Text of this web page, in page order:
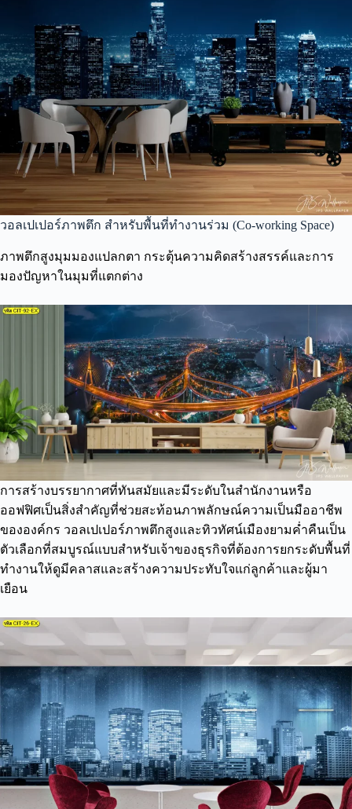
วอลเปเปอร์ภาพตึก สำหรับพื้นที่ทำงานร่วม (Co-working Space)
ภาพตึกสูงมุมมองแปลกตา กระตุ้นความคิดสร้างสรรค์และการ
มองปัญหาในมุมที่แตกต่าง
การสร้างบรรยากาศที่ทันสมัยและมีระดับในสำนักงานหรือ
ออฟฟิศเป็นสิ่งสำคัญที่ช่วยสะท้อนภาพลักษณ์ความเป็นมืออาชีพ
ขององค์กร วอลเปเปอร์ภาพตึกสูงและทิวทัศน์เมืองยามค่ำคืนเป็น
ตัวเลือกที่สมบูรณ์แบบสำหรับเจ้าของธุรกิจที่ต้องการยกระดับพื้นที่
ทำงานให้ดูมีคลาสและสร้างความประทับใจแก่ลูกค้าและผู้มา
เยือน